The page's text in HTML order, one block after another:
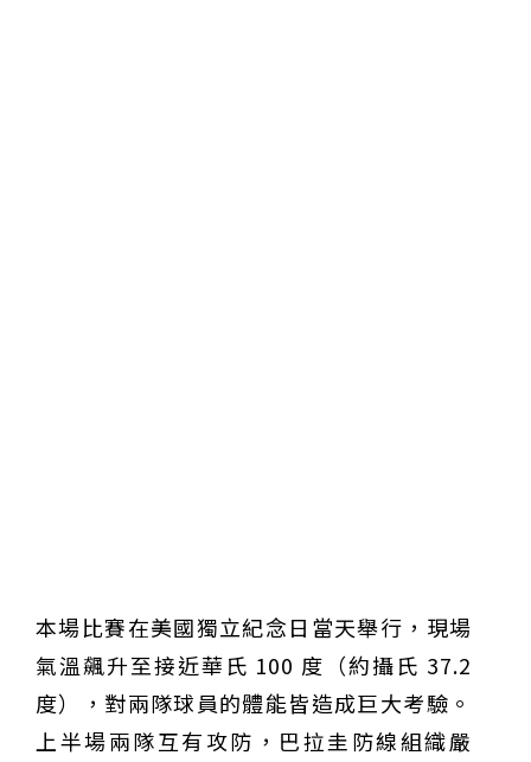
本場比賽在美國獨立紀念日當天舉行，現場
氣溫飆升至接近華氏 100 度（約攝氏 37.2
度），對兩隊球員的體能皆造成巨大考驗。
上半場兩隊互有攻防，巴拉圭防線組織嚴